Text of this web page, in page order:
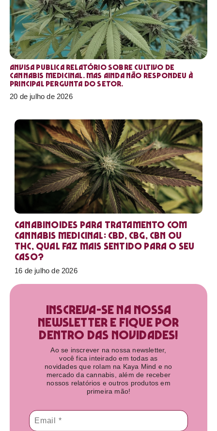
Anvisa publica relatório sobre cultivo de
Cannabis medicinal. Mas ainda não respondeu à
principal pergunta do setor.
20 de julho de 2026
Canabinoides para tratamento com
cannabis medicinal: CBD, CBG, CBN ou
THC, qual faz mais sentido para o seu
caso?
16 de julho de 2026
Inscreva-se na nossa
newsletter e fique por
dentro das novidades!​
Ao se inscrever na nossa newsletter,
você fica inteirado em todas as
novidades que rolam na Kaya Mind e no
mercado da cannabis, além de receber
nossos relatórios e outros produtos em
primeira mão!